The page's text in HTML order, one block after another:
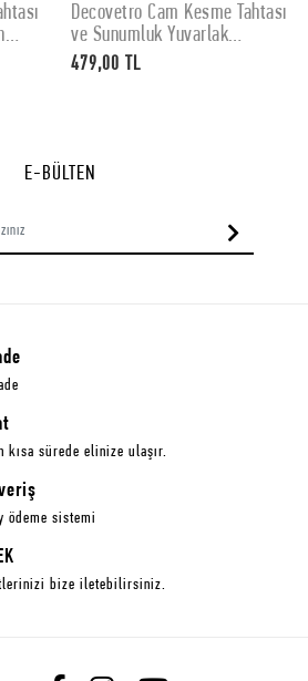
SEPETE EKLE
Decovetro Cam Kesme Tahtası
ve Sunumluk Yuvarlak
Gingerbread Yılbaşı Kurabiye
Desenli 30 x 30 cm
479,00 TL
E-BÜLTEN
kısa sürede elinize ulaşır.
ödeme sistemi
bize iletebilirsiniz.